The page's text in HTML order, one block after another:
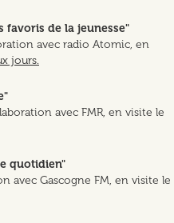
favoris de la jeunesse"
avec radio Atomic, en
jours.
avec FMR, en visite le
quotidien"
avec Gascogne FM, en visite le